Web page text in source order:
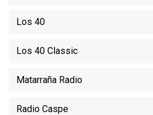
Los 40
Los 40 Classic
Matarraña Radio
Radio Caspe